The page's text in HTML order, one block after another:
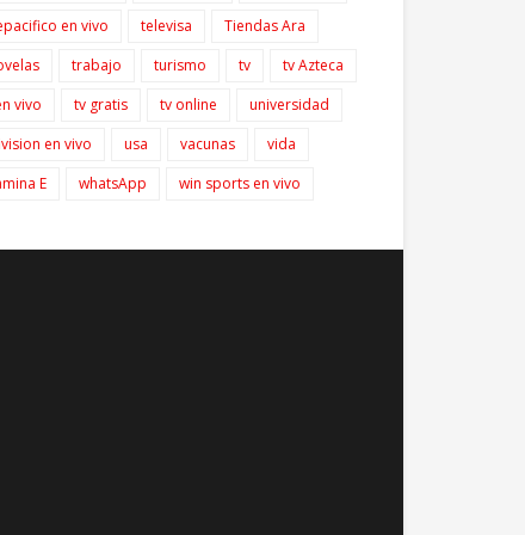
en vivo
televisa
Tiendas Ara
trabajo turismo tv
tv Azteca
vivo
tv gratis tv online
universidad
en vivo
usa vacunas
vida
E
whatsApp win sports en vivo